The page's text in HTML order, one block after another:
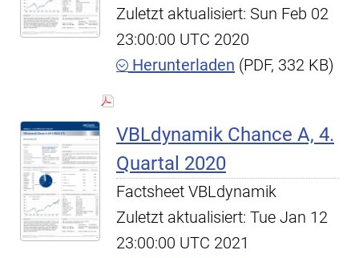
Zuletzt aktualisiert: Sun Feb 02
23:00:00 UTC 2020
Herunterladen (PDF, 332 KB)
VBLdynamik Chance A, 4.
Quartal 2020
Factsheet VBLdynamik
Zuletzt aktualisiert: Tue Jan 12
23:00:00 UTC 2021